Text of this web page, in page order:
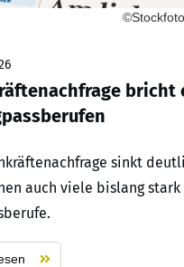
bricht
sinkt
auch viele bislang